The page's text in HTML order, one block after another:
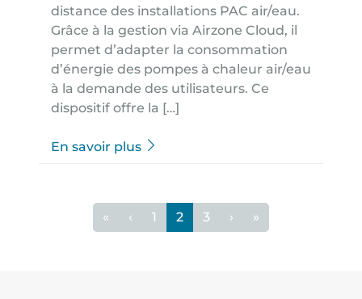
distance des installations PAC air/eau.
Grâce à la gestion via Airzone Cloud, il
permet d’adapter la consommation
d’énergie des pompes à chaleur air/eau
à la demande des utilisateurs. Ce
dispositif offre la […]
En savoir plus
« ‹ 1 2 3 › »